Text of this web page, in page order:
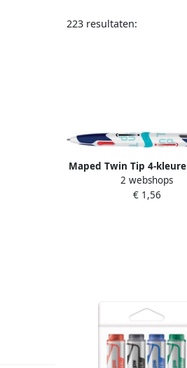
223 resultaten:
Maped Twin Tip 4-
medium klassieke
2 webshops
€ 1,56